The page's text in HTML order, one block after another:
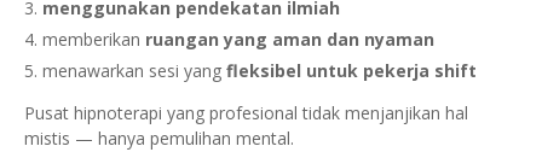
menggunakan pendekatan ilmiah
memberikan ruangan yang aman dan nyaman
menawarkan sesi yang fleksibel untuk pekerja shift
Pusat hipnoterapi yang profesional tidak menjanjikan hal
mistis — hanya pemulihan mental.